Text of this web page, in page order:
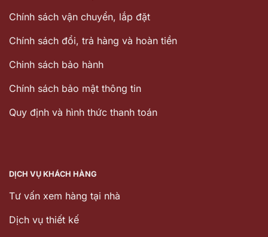
Chính sách vận chuyển, lắp đặt
Chính sách đổi, trả hàng và hoàn tiền
Chinh sách bảo hành
Chính sách bảo mật thông tin
Quy định và hình thức thanh toán
DỊCH VỤ KHÁCH HÀNG
Tư vấn xem hàng tại nhà
Dịch vụ thiết kế